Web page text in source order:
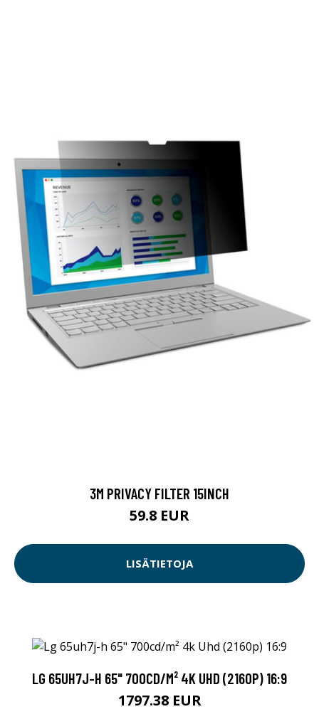
3M PRIVACY FILTER 15INCH
59.8 EUR
LISÄTIETOJA
LG 65UH7J-H 65" 700CD/M² 4K UHD (2160P) 16:9
1797.38 EUR